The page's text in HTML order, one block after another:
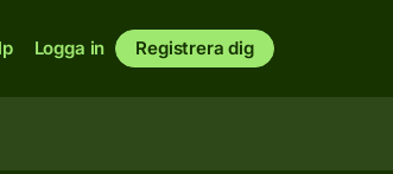
Logga in Registrera dig